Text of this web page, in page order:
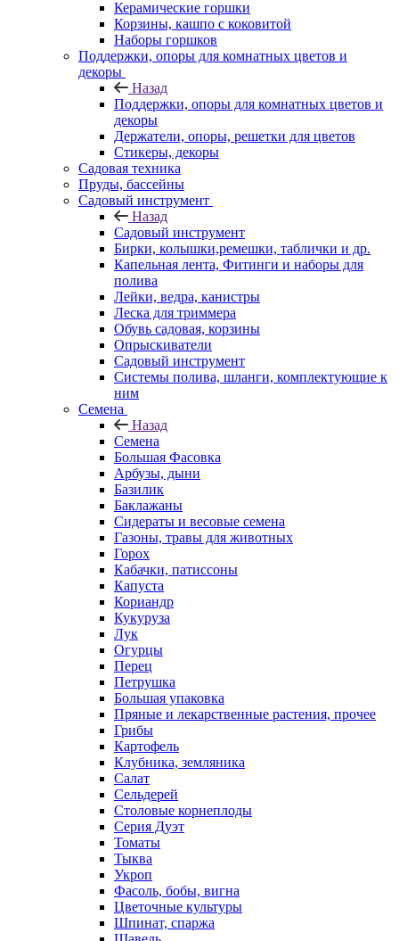
Керамические горшки
Корзины, кашпо с коковитой
Наборы горшков
Поддержки, опоры для комнатных цветов и
декоры
Назад
Поддержки, опоры для комнатных цветов и
декоры
Держатели, опоры, решетки для цветов
Стикеры, декоры
Садовая техника
Пруды, бассейны
Садовый инструмент
Назад
Садовый инструмент
Бирки, колышки,ремешки, таблички и др.
Капельная лента, Фитинги и наборы для
полива
Лейки, ведра, канистры
Леска для триммера
Обувь садовая, корзины
Опрыскиватели
Садовый инструмент
Системы полива, шланги, комплектующие к
ним
Семена
Назад
Семена
Большая Фасовка
Арбузы, дыни
Базилик
Баклажаны
Сидераты и весовые семена
Газоны, травы для животных
Горох
Кабачки, патиссоны
Капуста
Кориандр
Кукуруза
Лук
Огурцы
Перец
Петрушка
Большая упаковка
Пряные и лекарственные растения, прочее
Грибы
Картофель
Клубника, земляника
Салат
Сельдерей
Столовые корнеплоды
Серия Дуэт
Томаты
Тыква
Укроп
Фасоль, бобы, вигна
Цветочные культуры
Шпинат, спаржа